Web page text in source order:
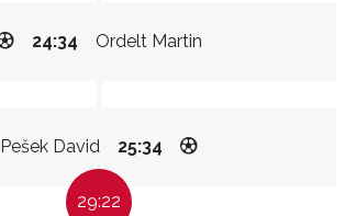
Ordelt Martin
24:34
Pešek David 25:34
29:22